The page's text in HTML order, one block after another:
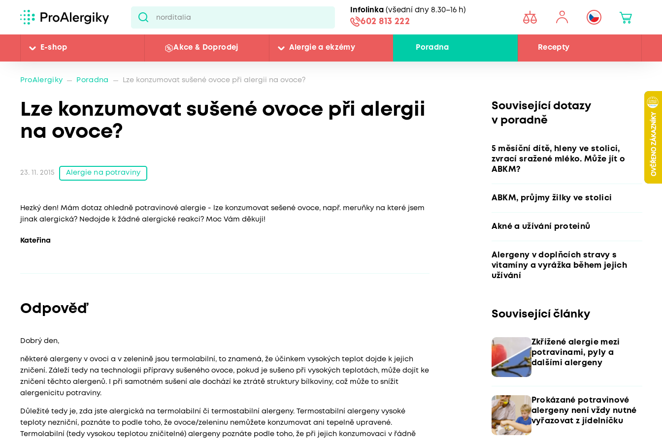
Infolinka (všední dny 8.30–16 h)
602 813 222
E-shop Akce & Doprodej Alergie a ekzémy Poradna Recepty
ProAlergiky Poradna Lze konzumovat sušené ovoce při alergii na ovoce?
Lze konzumovat sušené ovoce při alergii
na ovoce?
23. 11. 2015 Alergie na potraviny
Hezký den! Mám dotaz ohledně potravinové alergie - lze konzumovat sešené ovoce, např. meruňky na které jsem
jinak alergická? Nedojde k žádné alergické reakci? Moc Vám děkuji!
Kateřina
Odpověď
Dobrý den,
některé alergeny v ovoci a v zelenině jsou termolabilní, to znamená, že účinkem vysokých teplot dojde k jejich
zničení. Záleží tedy na technologii přípravy sušeného ovoce, pokud je sušeno při vysokých teplotách, může dojít ke
zničení těchto alergenů. I při samotném sušení ale dochází ke ztrátě struktury bílkoviny, což může to snížit
alergenicitu potraviny.
Důležité tedy je, zda jste alergická na termolabilní či termostabilní alergeny. Termostabilní alergeny vysoké
teploty nezniční, poznáte to podle toho, že ovoce/zeleninu nemůžete konzumovat ani tepelně upravené.
Termolabilní (tedy vysokou teplotou zničitelné) alergeny poznáte podle toho, že při jejich konzumovaci v řádně
Související dotazy
v poradně
5 měsíční dítě, hleny ve stolici,
zvrací sražené mléko. Může jít o
ABKM?
ABKM, průjmy žilky ve stolici
Akné a užívání proteinů
Alergeny v doplňcích stravy s
vitamíny a vyrážka během jejich
užívání
Související články
Zkřížené alergie mezi
potravinami, pyly a
dalšími alergeny
Prokázané potravinové
alergeny není vždy nutné
vyřazovat z jídelníčku